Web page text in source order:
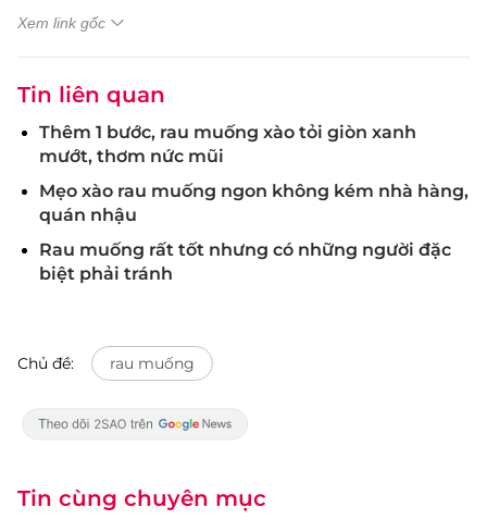
Xem link gốc
Tin liên quan
Thêm 1 bước, rau muống xào tỏi giòn xanh
mướt, thơm nức mũi
Mẹo xào rau muống ngon không kém nhà hàng,
quán nhậu
Rau muống rất tốt nhưng có những người đặc
biệt phải tránh
Chủ đề: rau muống
Tin cùng chuyên mục